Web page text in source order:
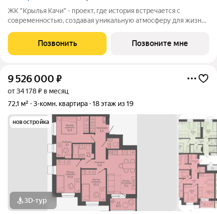
ЖК "Крылья Качи" - проект, где история встречается с
современностью, создавая уникальную атмосферу для жизни.
Дзержинского района Волгограда - в микрорайоне Кача, по
адресу ул. Трехгорная, 27 и
Позвонить Позвоните мне
9 526 000 ₽
от 34 178 ₽ в месяц
72,1 м²
3-комн. квартира 18 этаж из 19
новостройка
3D-тур